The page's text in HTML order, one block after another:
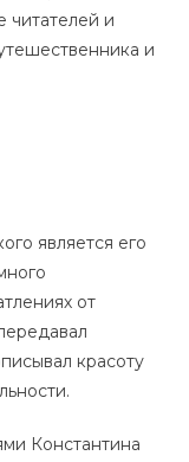
читателей и
и
является его
от
красоту
Константина